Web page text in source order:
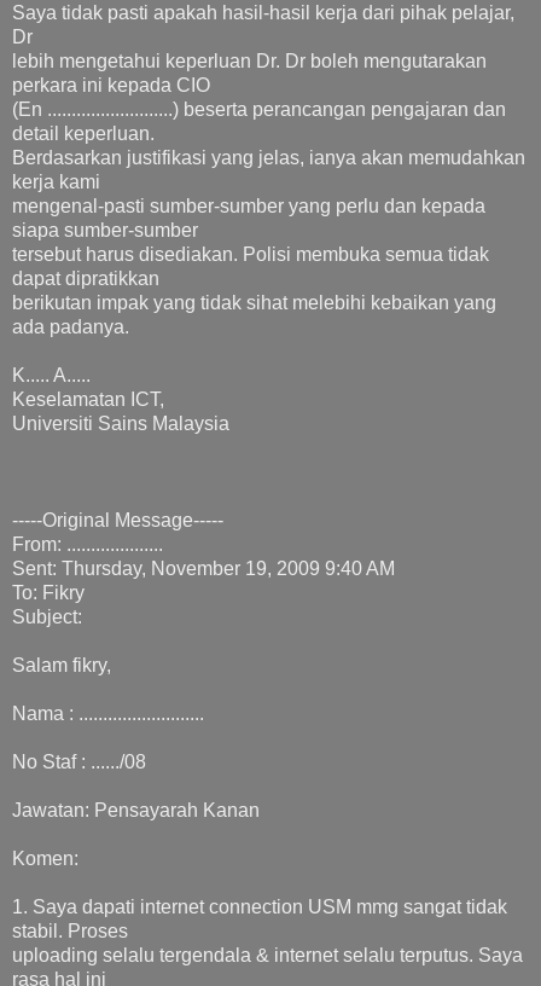
Saya tidak pasti apakah hasil-hasil kerja dari pihak pelajar,
Dr
lebih mengetahui keperluan Dr. Dr boleh mengutarakan
perkara ini kepada CIO
(En ..........................) beserta perancangan pengajaran dan
detail keperluan.
Berdasarkan justifikasi yang jelas, ianya akan memudahkan
kerja kami
mengenal-pasti sumber-sumber yang perlu dan kepada
siapa sumber-sumber
tersebut harus disediakan. Polisi membuka semua tidak
dapat dipratikkan
berikutan impak yang tidak sihat melebihi kebaikan yang
ada padanya.
K..... A.....
Keselamatan ICT,
Universiti Sains Malaysia
-----Original Message-----
From: ....................
Sent: Thursday, November 19, 2009 9:40 AM
To: Fikry
Subject:
Salam fikry,
Nama : ..........................
No Staf : ....../08
Jawatan: Pensayarah Kanan
Komen:
1. Saya dapati internet connection USM mmg sangat tidak
stabil. Proses
uploading selalu tergendala & internet selalu terputus. Saya
rasa hal ini